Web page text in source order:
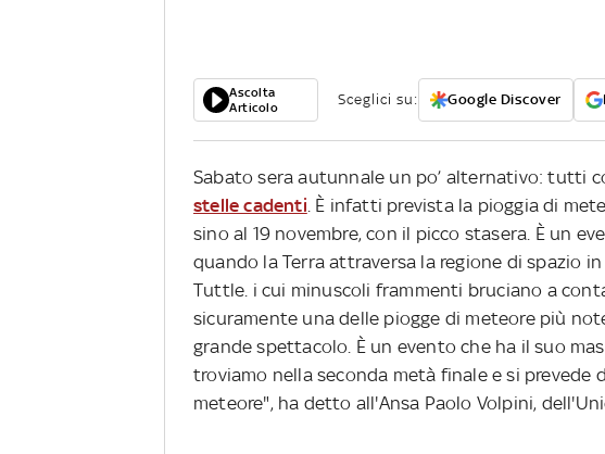
Ascolta
Articolo
Sceglici su: Google Discover
Sabato sera autunnale un po’ alternativo: tutti
stelle cadenti. È infatti prevista la pioggia di
sino al 19 novembre, con il picco stasera. È un
quando la Terra attraversa la regione di spazio
Tuttle. i cui minuscoli frammenti bruciano a
sicuramente una delle piogge di meteore più
grande spettacolo. È un evento che ha il suo
troviamo nella seconda metà finale e si prevede
meteore", ha detto all'Ansa Paolo Volpini,